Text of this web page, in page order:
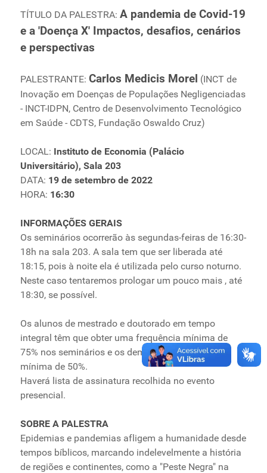
TÍTULO DA PALESTRA: A pandemia de Covid-19
e a 'Doença X' Impactos, desafios, cenários
e perspectivas
PALESTRANTE: Carlos Medicis Morel (INCT de
Inovação em Doenças de Populações Negligenciadas
- INCT-IDPN, Centro de Desenvolvimento Tecnológico
em Saúde - CDTS, Fundação Oswaldo Cruz)
LOCAL: Instituto de Economia (Palácio
Universitário), Sala 203
DATA: 19 de setembro de 2022
HORA: 16:30
INFORMAÇÕES GERAIS
Os seminários ocorrerão às segundas-feiras de 16:30-
18h na sala 203. A sala tem que ser liberada até
18:15, pois à noite ela é utilizada pelo curso noturno.
Neste caso tentaremos prologar um pouco mais , até
18:30, se possível.
Os alunos de mestrado e doutorado em tempo
integral têm que obter uma frequência mínima de
75% nos seminários e os demais uma frequência
mínima de 50%.
Haverá lista de assinatura recolhida no evento
presencial.
SOBRE A PALESTRA
Epidemias e pandemias afligem a humanidade desde
tempos bíblicos, marcando indelevelmente a história
de regiões e continentes, como a "Peste Negra" na